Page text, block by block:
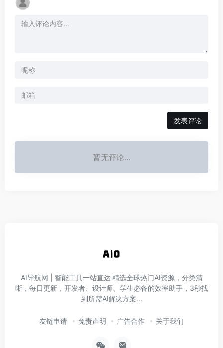
发表评论
暂无评论...
AI导航网 | 智能工具一站直达‌ 精选全球热门AI资源，分类清
晰，每日更新，开发者、设计师、学生必备的效率助手，3秒找
到所需AI解决方案...
友链申请 免责声明 广告合作 关于我们